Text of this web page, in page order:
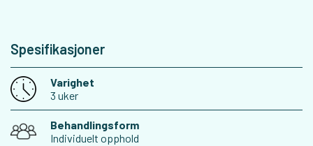
Spesifikasjoner
Varighet
3 uker
Behandlingsform
Individuelt opphold